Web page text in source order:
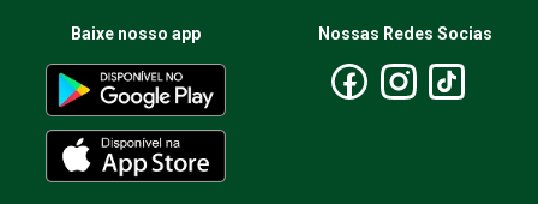
Escreva uma avaliação
Baixe nosso app Nossas Redes Socias